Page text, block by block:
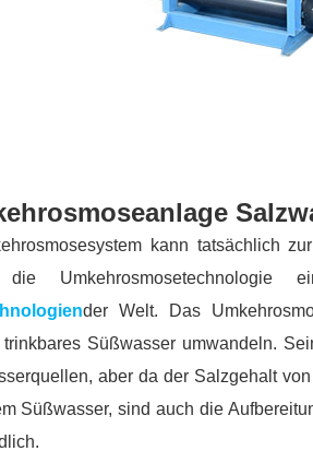
kann tatsächlich
Umkehrosmosetechnologie
der Welt. Das
Süßwasser umwandeln.
aber da der Salzgehalt
Süßwasser, sind auch die